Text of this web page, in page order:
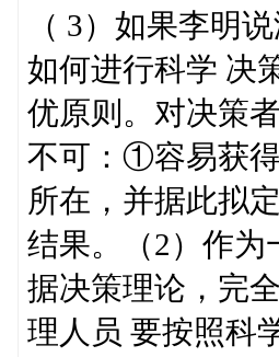
（ 3）如果李明
如何进行科学 决
优原则。对决策
不可：①容易获
所在，并据此拟
结果。（2）作为
据决策理论，完
理人员 要按照科